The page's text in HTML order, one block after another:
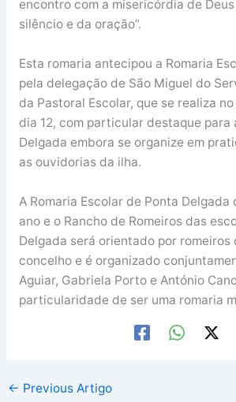
encontro com a misericórdia de
silêncio e da oração”.
Esta romaria antecipou a Romaria
pela delegação de São Miguel do
da Pastoral Escolar, que se realiza
dia 12, com particular destaque para
Delgada embora se organize em
as ouvidorias da ilha.
A Romaria Escolar de Ponta Delgada
ano e o Rancho de Romeiros das
Delgada será orientado por romeiros
concelho e é organizado
Aguiar, Gabriela Porto e António
particularidade de ser uma romaria
← Previous Artigo